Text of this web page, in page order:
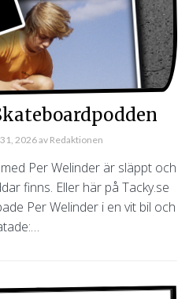
2026av Redaktionen
Per Welinder är släppt och
finns. Eller här på Tacky.se
Per Welinder i en vit bil och